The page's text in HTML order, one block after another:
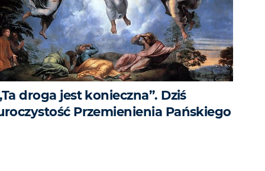
droga jest konieczna”. Dziś
Przemienienia Pańskiego